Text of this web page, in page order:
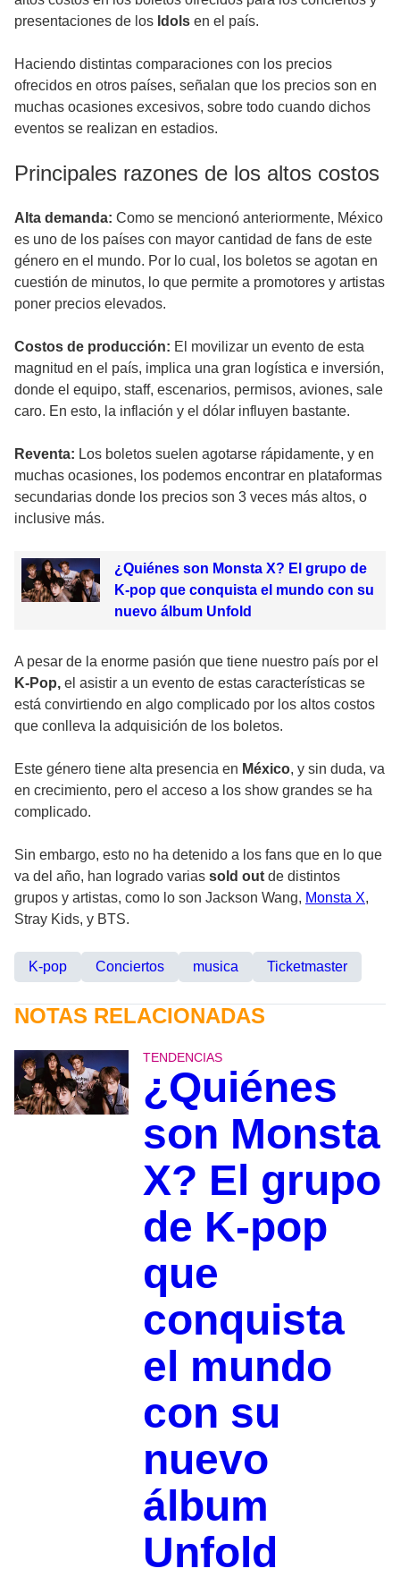
presentaciones de los Idols en el país.
Haciendo distintas comparaciones con los precios
ofrecidos en otros países, señalan que los precios son en
muchas ocasiones excesivos, sobre todo cuando dichos
eventos se realizan en estadios.
Principales razones de los altos costos
Alta demanda: Como se mencionó anteriormente, México
es uno de los países con mayor cantidad de fans de este
género en el mundo. Por lo cual, los boletos se agotan en
cuestión de minutos, lo que permite a promotores y artistas
poner precios elevados.
Costos de producción: El movilizar un evento de esta
magnitud en el país, implica una gran logística e inversión,
donde el equipo, staff, escenarios, permisos, aviones, sale
caro. En esto, la inflación y el dólar influyen bastante.
Reventa: Los boletos suelen agotarse rápidamente, y en
muchas ocasiones, los podemos encontrar en plataformas
secundarias donde los precios son 3 veces más altos, o
inclusive más.
¿Quiénes son Monsta X? El grupo de
K-pop que conquista el mundo con su
nuevo álbum Unfold
A pesar de la enorme pasión que tiene nuestro país por el
K-Pop, el asistir a un evento de estas características se
está convirtiendo en algo complicado por los altos costos
que conlleva la adquisición de los boletos.
Este género tiene alta presencia en México, y sin duda, va
en crecimiento, pero el acceso a los show grandes se ha
complicado.
Sin embargo, esto no ha detenido a los fans que en lo que
va del año, han logrado varias sold out de distintos
grupos y artistas, como lo son Jackson Wang, Monsta X,
Stray Kids, y BTS.
K-pop Conciertos musica Ticketmaster
NOTAS RELACIONADAS
TENDENCIAS
¿Quiénes
son Monsta
X? El grupo
de K-pop
que
conquista
el mundo
con su
nuevo
álbum
Unfold